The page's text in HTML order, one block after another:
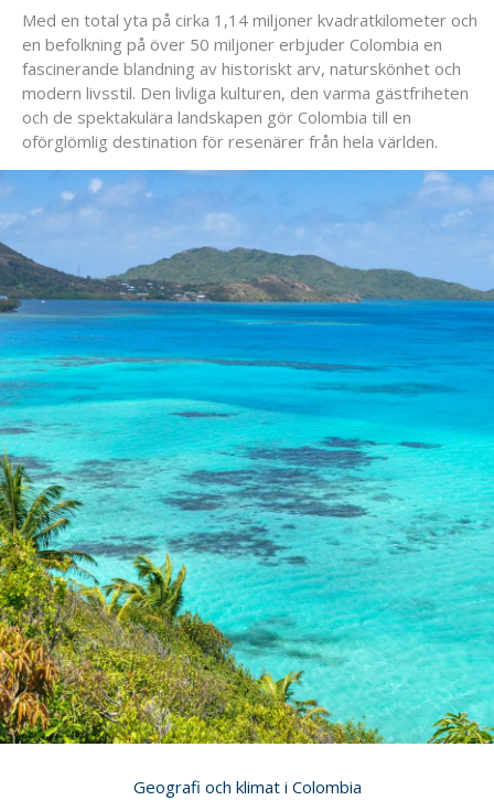
Med en total yta på cirka 1,14 miljoner kvadratkilometer och
en befolkning på över 50 miljoner erbjuder Colombia en
fascinerande blandning av historiskt arv, naturskönhet och
modern livsstil. Den livliga kulturen, den varma gästfriheten
och de spektakulära landskapen gör Colombia till en
oförglömlig destination för resenärer från hela världen.
Geografi och klimat i Colombia